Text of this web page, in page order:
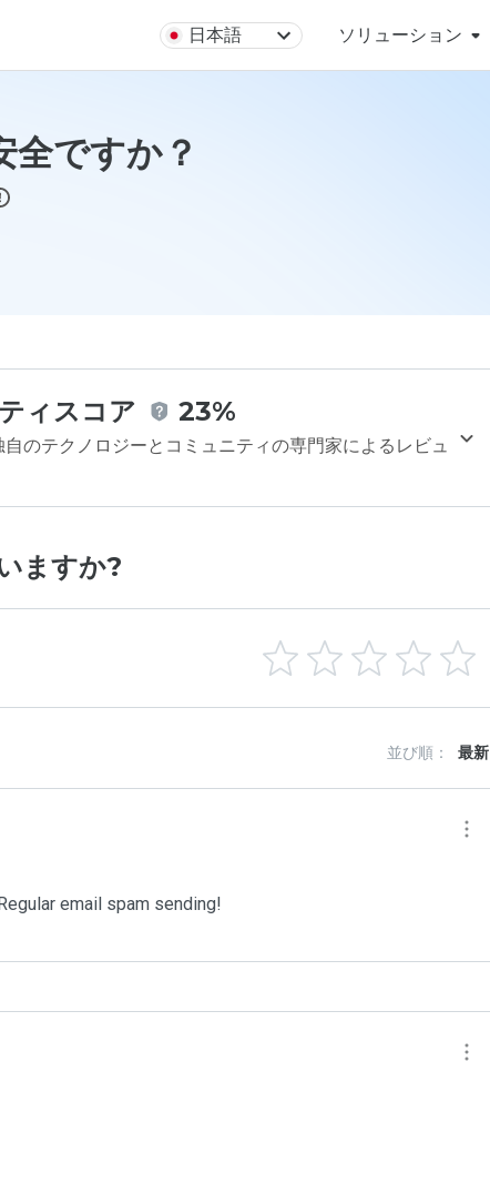
日本語 ソリューション
ですか？
ィスコア 23%
のテクノロジーとコミュニティの専門家によるレビュ
ますか?
並び順： 最新
email spam sending!